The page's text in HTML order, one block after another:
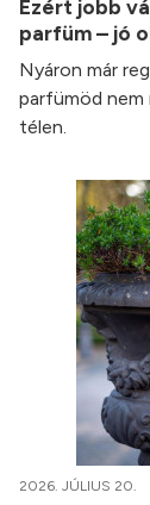
Ezért jobb
parfüm – jó
Nyáron már
parfümöd nem
télen.
2026. JÚLIUS 20.